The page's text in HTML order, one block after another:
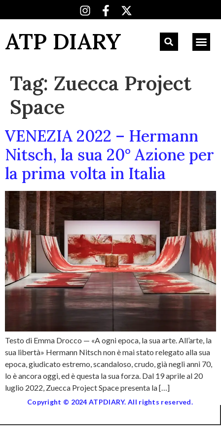
ATP DIARY
Tag: Zuecca Project
Space
VENEZIA 2022 – Hermann
Nitsch, la sua 20° Azione per
la prima volta in Italia
Testo di Emma Drocco — «A ogni epoca, la sua arte. All’arte, la
sua libertà» Hermann Nitsch non è mai stato relegato alla sua
epoca, giudicato estremo, scandaloso, crudo, già negli anni 70,
lo è ancora oggi, ed è questa la sua forza. Dal 19 aprile al 20
luglio 2022, Zuecca Project Space presenta la […]
Copyright © 2024 ATPDIARY. All rights reserved.